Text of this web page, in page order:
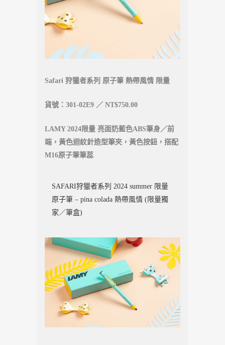
Safari 狩獵者系列 原子筆 熱帶風情 限量
貨號：301-02E9 ／ NT$750.00
LAMY 2024限量 亮面奶藍色ABS筆身／前
端，黃色迴紋針造型筆夾，黃色按鈕，搭配
M16原子筆筆蕊
SAFARI狩獵者系列 2024 summer 限量
原子筆 – pina colada 熱帶風情 (限量獨
家／筆盒)